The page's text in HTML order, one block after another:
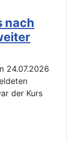
nach
24.07.2026
der Kurs